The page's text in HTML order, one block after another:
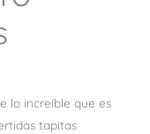
lo increíble que es
tapitas